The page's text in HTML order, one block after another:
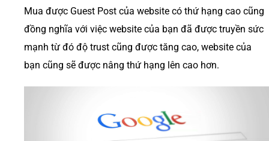
Mua được Guest Post của website có thứ hạng cao cũng
đồng nghĩa với việc website của bạn đã được truyền sức
mạnh từ đó độ trust cũng được tăng cao, website của
bạn cũng sẽ được nâng thứ hạng lên cao hơn.